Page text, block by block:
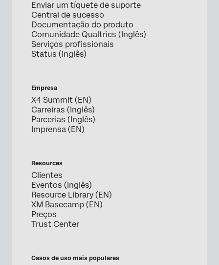
Enviar um tíquete de suporte
Central de sucesso
Documentação do produto
Comunidade Qualtrics (Inglês)
Serviços profissionais
Status (Inglês)
Empresa
X4 Summit (EN)
Carreiras (Inglês)
Parcerias (Inglês)
Imprensa (EN)
Resources
Clientes
Eventos (Inglês)
Resource Library (EN)
XM Basecamp (EN)
Preços
Trust Center
Casos de uso mais populares